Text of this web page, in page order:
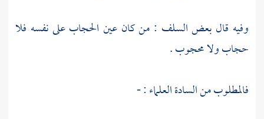
وفيه قال بعض السلف : من كان عين الحجاب على نفسه فلا
حجاب ولا محجوب .
فالمطلوب من السادة العلماء : -